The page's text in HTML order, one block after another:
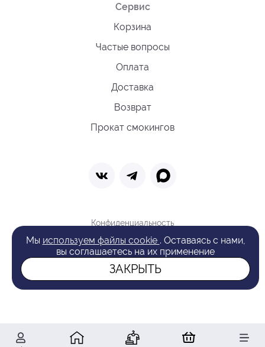
Сервис
Корзина
Частые вопросы
Оплата
Доставка
Возврат
Прокат смокингов
Конфиденциальность
Политика обработки cookie
Оферта
Поиск
© 2026 VAN LAACK
Мы используем файлы cookie . Оставаясь с нами,
вы соглашаетесь на их применение
ЗАКРЫТЬ